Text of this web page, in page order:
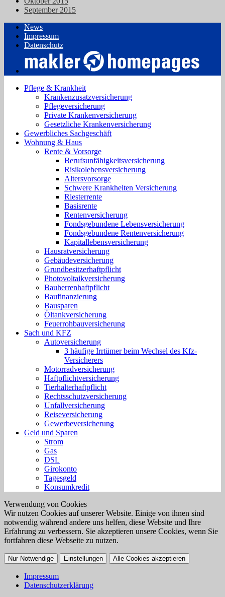
September 2015
News
Impressum
Datenschutz
Pflege & Krankheit
Krankenzusatzversicherung
Pflegeversicherung
Private Krankenversicherung
Gesetzliche Krankenversicherung
Gewerbliches Sachgeschäft
Wohnung & Haus
Rente & Vorsorge
Berufs­unfähigkeitsversicherung
Risikolebensversicherung
Altersvorsorge
Schwere Krankheiten Versicherung
Riesterrente
Basisrente
Rentenversicherung
Fondsgebundene Lebensversicherung
Fondsgebundene Rentenversicherung
Kapitallebensversicherung
Hausratversicherung
Gebäudeversicherung
Grundbesitzerhaftpflicht
Photovoltaikversicherung
Bauherrenhaftpflicht
Baufinanzierung
Bausparen
Öltankversicherung
Feuerrohbauversicherung
Sach und KFZ
Autoversicherung
3 häufige Irrtümer beim Wechsel des Kfz-
Versicherers
Motorradversicherung
Haftpflichtversicherung
Tierhalterhaftpflicht
Rechtsschutzversicherung
Unfallversicherung
Reiseversicherung
Gewerbeversicherung
Geld und Sparen
Strom
Gas
DSL
Girokonto
Tagesgeld
Konsumkredit
Verwendung von Cookies
Wir nutzen Cookies auf unserer Website. Einige von ihnen sind
notwendig während andere uns helfen, diese Website und Ihre
Erfahrung zu verbessern. Sie akzeptieren unsere Cookies, wenn Sie
fortfahren diese Webseite zu nutzen.
Nur Notwendige Einstellungen Alle Cookies akzeptieren
Impressum
Datenschutzerklärung